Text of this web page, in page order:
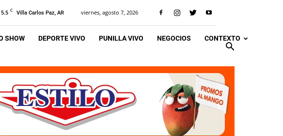
5.5 C Villa Carlos Paz, AR viernes, agosto 7, 2026
SHOW DEPORTE VIVO PUNILLA VIVO NEGOCIOS CONTEXTO